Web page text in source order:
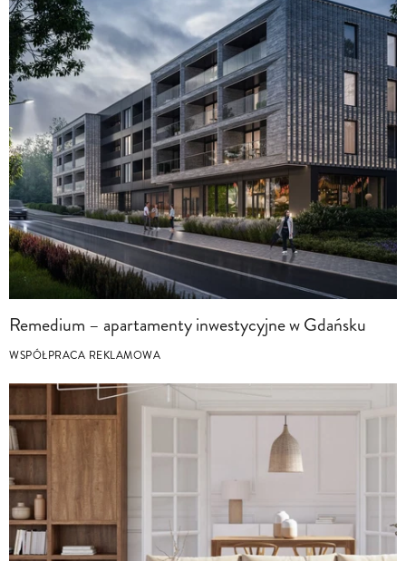
Remedium – apartamenty inwestycyjne w Gdańsku
WSPÓŁPRACA REKLAMOWA